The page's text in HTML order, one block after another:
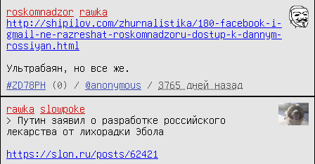
roskomnadzor
rawka
http://shipilov.com/zhurnalistika/180-facebook-i-
gmail-ne-razreshat-roskomnadzoru-dostup-k-dannym-
rossiyan.html
Ультрабаян, но все же.
#ZD78PH
(0) / @anonymous / 3765 дней назад
rawka
slowpoke
> Путин заявил о разработке российского
лекарства от лихорадки Эбола
https://slon.ru/posts/62421